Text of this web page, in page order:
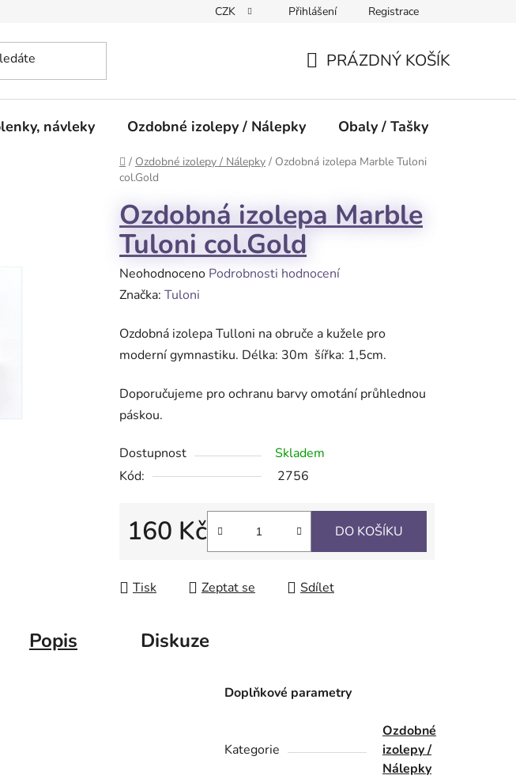
CZK Přihlášení Registrace
KOŠÍK
PRÁZDNÝ KOŠÍK
návleky Ozdobné izolepy / Nálepky Obaly / Tašky
Domů
/ Ozdobné izolepy / Nálepky / Ozdobná izolepa Marble Tuloni
col.Gold
Ozdobná izolepa Marble
Tuloni col.Gold
Průměrné
hodnocení
je
0,0
5
hvězdiček.
Neohodnoceno Podrobnosti hodnocení
Značka: Tuloni
Ozdobná izolepa Tulloni na obruče a kužele pro
moderní gymnastiku. Délka: 30m šířka: 1,5cm.
Doporučujeme pro ochranu barvy omotání průhlednou
páskou.
Dostupnost
Skladem
Kód:
2756
160 Kč DO KOŠÍKU
Tisk Zeptat se Sdílet
Popis Diskuze
Doplňkové parametry
Kategorie
Ozdobné
izolepy /
Nálepky